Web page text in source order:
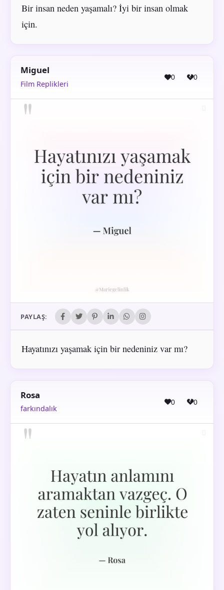
Bir insan neden yaşamalı? İyi bir insan olmak
için.
Miguel
Film Replikleri
0 0
PAYLAŞ:
Hayatınızı yaşamak için bir nedeniniz var mı?
Rosa
farkındalık
0 0